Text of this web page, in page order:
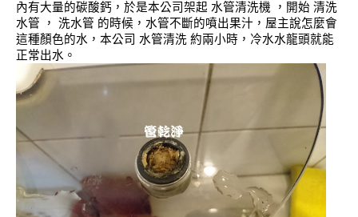
內有大量的碳酸鈣，於是本公司架起 水管清洗機 ，開始 清洗
水管 ， 洗水管 的時候，水管不斷的噴出果汁，屋主說怎麼會
這種顏色的水，本公司 水管清洗 約兩小時，冷水水龍頭就能
正常出水。